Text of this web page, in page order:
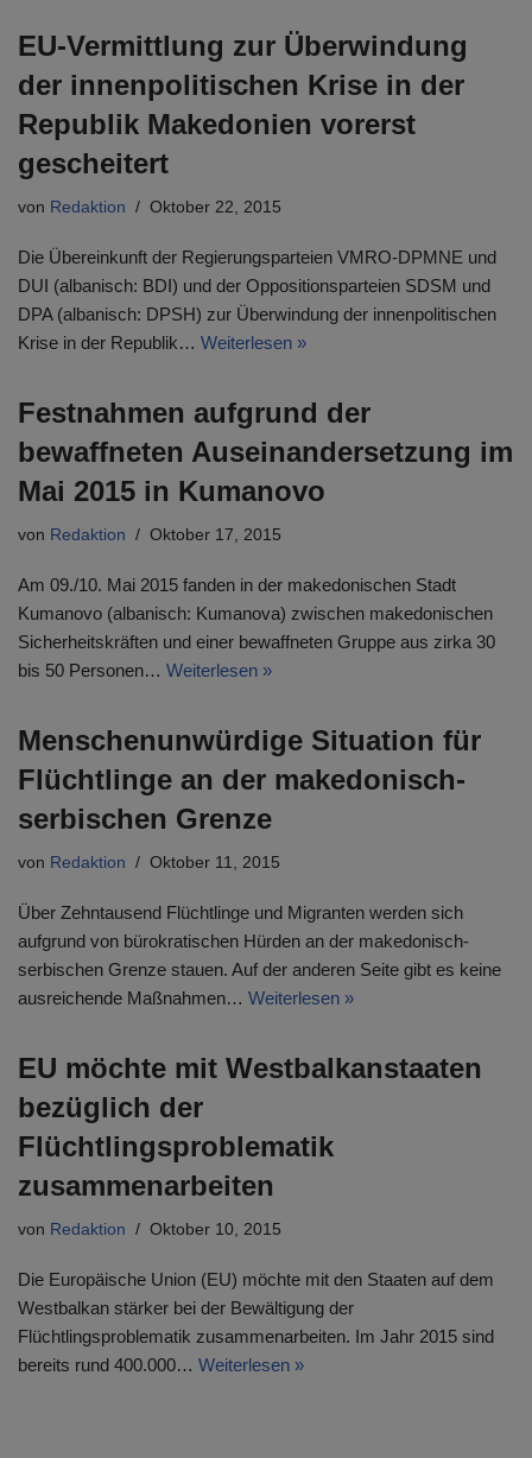
EU-Vermittlung zur Überwindung
der innenpolitischen Krise in der
Republik Makedonien vorerst
gescheitert
von Redaktion Oktober 22, 2015
Die Übereinkunft der Regierungsparteien VMRO-DPMNE und
DUI (albanisch: BDI) und der Oppositionsparteien SDSM und
DPA (albanisch: DPSH) zur Überwindung der innenpolitischen
Krise in der Republik… Weiterlesen »
Festnahmen aufgrund der
bewaffneten Auseinandersetzung im
Mai 2015 in Kumanovo
von Redaktion Oktober 17, 2015
Am 09./10. Mai 2015 fanden in der makedonischen Stadt
Kumanovo (albanisch: Kumanova) zwischen makedonischen
Sicherheitskräften und einer bewaffneten Gruppe aus zirka 30
bis 50 Personen… Weiterlesen »
Menschenunwürdige Situation für
Flüchtlinge an der makedonisch-
serbischen Grenze
von Redaktion Oktober 11, 2015
Über Zehntausend Flüchtlinge und Migranten werden sich
aufgrund von bürokratischen Hürden an der makedonisch-
serbischen Grenze stauen. Auf der anderen Seite gibt es keine
ausreichende Maßnahmen… Weiterlesen »
EU möchte mit Westbalkanstaaten
bezüglich der
Flüchtlingsproblematik
zusammenarbeiten
von Redaktion Oktober 10, 2015
Die Europäische Union (EU) möchte mit den Staaten auf dem
Westbalkan stärker bei der Bewältigung der
Flüchtlingsproblematik zusammenarbeiten. Im Jahr 2015 sind
bereits rund 400.000… Weiterlesen »